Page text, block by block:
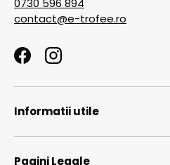
0730 596 894
contact@e-trofee.ro
FacebookInstagram
Informatii utile
Pagini Legale